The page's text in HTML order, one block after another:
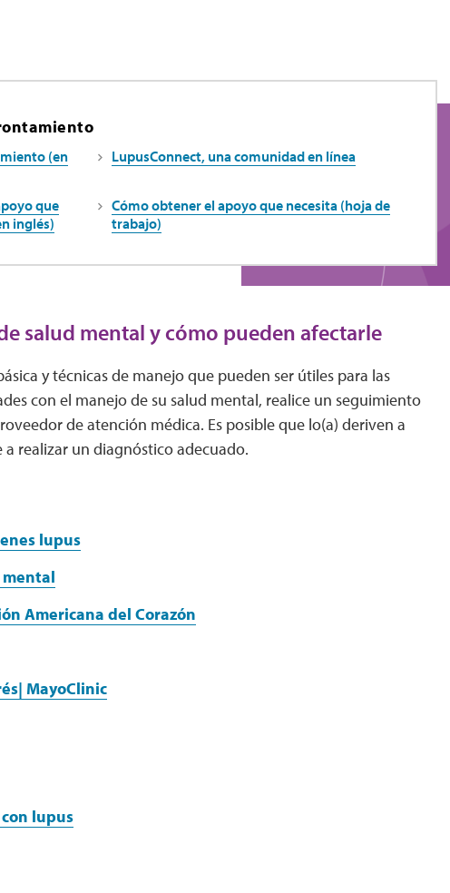
(en
LupusConnect, una comunidad en línea
que
inglés)
Cómo obtener el apoyo que necesita (hoja de
trabajo)
salud mental y cómo pueden afectarle
y técnicas de manejo que pueden ser útiles para las
con el manejo de su salud mental, realice un seguimiento
de atención médica. Es posible que lo(a) deriven a
realizar un diagnóstico adecuado.
lupus
mental
Americana del Corazón
MayoClinic
lupus